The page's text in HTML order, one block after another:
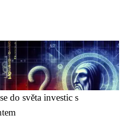
do světa investic s